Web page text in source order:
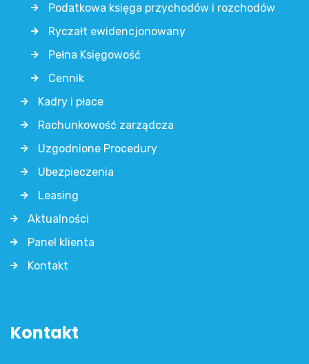
Podatkowa księga przychodów i rozchodów
Ryczałt ewidencjonowany
Pełna Księgowość
Cennik
Kadry i płace
Rachunkowość zarządcza
Uzgodnione Procedury
Ubezpieczenia
Leasing
Aktualności
Panel klienta
Kontakt
Kontakt